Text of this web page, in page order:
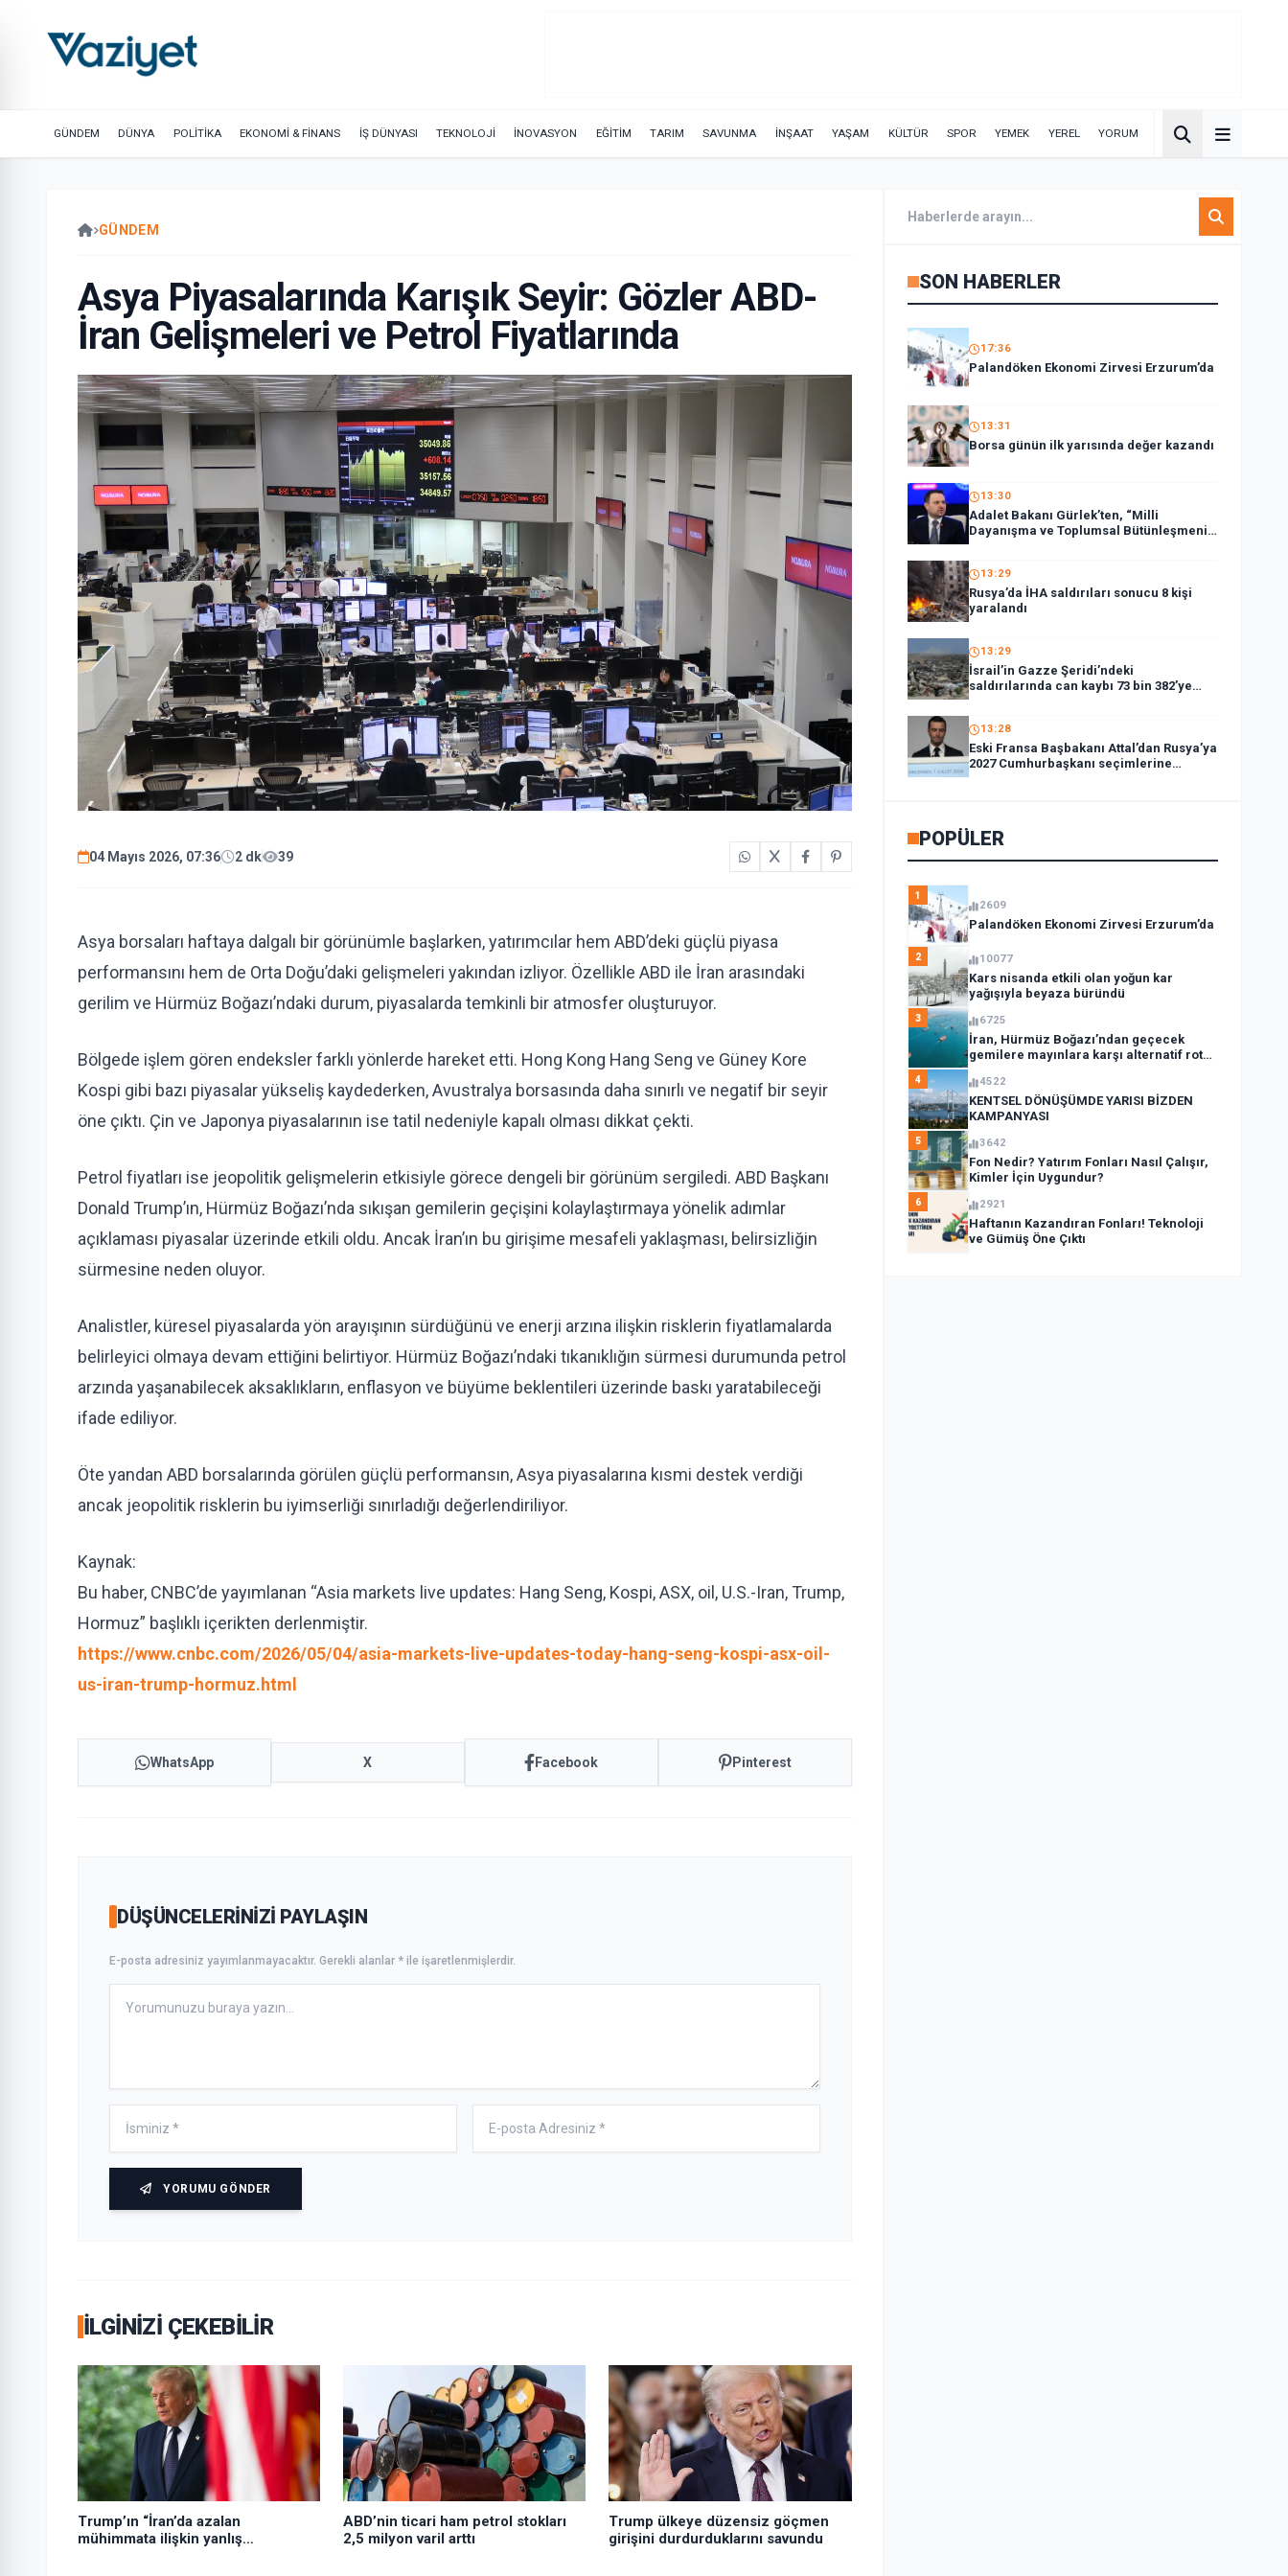
GÜNDEM DÜNYA POLİTİKA EKONOMİ & FİNANS İŞ DÜNYASI TEKNOLOJİ İNOVASYON EĞİTİM TARIM SAVUNMA İNŞAAT YAŞAM KÜLTÜR SPOR YEMEK YEREL YORUM
GÜNDEM
Asya Piyasalarında Karışık Seyir: Gözler ABD-
İran Gelişmeleri ve Petrol Fiyatlarında
04 Mayıs 2026, 07:36 2 dk 39
Asya borsaları haftaya dalgalı bir görünümle başlarken, yatırımcılar hem ABD’deki güçlü piyasa
performansını hem de Orta Doğu’daki gelişmeleri yakından izliyor. Özellikle ABD ile İran arasındaki
gerilim ve Hürmüz Boğazı’ndaki durum, piyasalarda temkinli bir atmosfer oluşturuyor.
Bölgede işlem gören endeksler farklı yönlerde hareket etti. Hong Kong Hang Seng ve Güney Kore
Kospi gibi bazı piyasalar yükseliş kaydederken, Avustralya borsasında daha sınırlı ve negatif bir seyir
öne çıktı. Çin ve Japonya piyasalarının ise tatil nedeniyle kapalı olması dikkat çekti.
Petrol fiyatları ise jeopolitik gelişmelerin etkisiyle görece dengeli bir görünüm sergiledi. ABD Başkanı
Donald Trump’ın, Hürmüz Boğazı’nda sıkışan gemilerin geçişini kolaylaştırmaya yönelik adımlar
açıklaması piyasalar üzerinde etkili oldu. Ancak İran’ın bu girişime mesafeli yaklaşması, belirsizliğin
sürmesine neden oluyor.
Analistler, küresel piyasalarda yön arayışının sürdüğünü ve enerji arzına ilişkin risklerin fiyatlamalarda
belirleyici olmaya devam ettiğini belirtiyor. Hürmüz Boğazı’ndaki tıkanıklığın sürmesi durumunda petrol
arzında yaşanabilecek aksaklıkların, enflasyon ve büyüme beklentileri üzerinde baskı yaratabileceği
ifade ediliyor.
Öte yandan ABD borsalarında görülen güçlü performansın, Asya piyasalarına kısmi destek verdiği
ancak jeopolitik risklerin bu iyimserliği sınırladığı değerlendiriliyor.
Kaynak:
Bu haber, CNBC’de yayımlanan “Asia markets live updates: Hang Seng, Kospi, ASX, oil, U.S.-Iran, Trump,
Hormuz” başlıklı içerikten derlenmiştir.
https://www.cnbc.com/2026/05/04/asia-markets-live-updates-today-hang-seng-kospi-asx-oil-
us-iran-trump-hormuz.html
WhatsApp X Facebook Pinterest
DÜŞÜNCELERINIZI PAYLAŞIN
E-posta adresiniz yayımlanmayacaktır. Gerekli alanlar * ile işaretlenmişlerdir.
YORUMU GÖNDER
İLGINIZI ÇEKEBILIR
Trump’ın “İran’da azalan
mühimmata ilişkin yanlış
ABD’nin ticari ham petrol stokları
2,5 milyon varil arttı
Trump ülkeye düzensiz göçmen
girişini durdurduklarını savundu
SON HABERLER
17:36
Palandöken Ekonomi Zirvesi Erzurum’da
13:31
Borsa günün ilk yarısında değer kazandı
13:30
Adalet Bakanı Gürlek’ten, “Milli
Dayanışma ve Toplumsal Bütünleşmenin
Güçlendirilmesi Kanun Teklifi”ne ilişkin
paylaşım:
13:29
Rusya’da İHA saldırıları sonucu 8 kişi
yaralandı
13:29
İsrail’in Gazze Şeridi’ndeki
saldırılarında can kaybı 73 bin 382’ye
yükseldi
13:28
Eski Fransa Başbakanı Attal’dan Rusya’ya
2027 Cumhurbaşkanı seçimlerine
müdahale suçlaması:
POPÜLER
1
2609
Palandöken Ekonomi Zirvesi Erzurum’da
2 10077
Kars nisanda etkili olan yoğun kar
yağışıyla beyaza büründü
3 6725
İran, Hürmüz Boğazı’ndan geçecek
gemilere mayınlara karşı alternatif rota
4 4522
KENTSEL DÖNÜŞÜMDE YARISI BİZDEN
KAMPANYASI
5 3642
Fon Nedir? Yatırım Fonları Nasıl Çalışır,
Kimler İçin Uygundur?
6 2921
Haftanın Kazandıran Fonları! Teknoloji
ve Gümüş Öne Çıktı